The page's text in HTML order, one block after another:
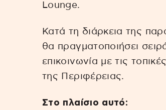
Lounge.
Κατά τη διάρκεια της
θα πραγματοποιήσει
επικοινωνία με τις
της Περιφέρειας.
Στο πλαίσιο αυτό: